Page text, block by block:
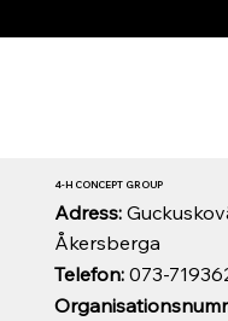
Telefon:073-
Adress:
Åkersberga
4-H CONCEPT GROUP